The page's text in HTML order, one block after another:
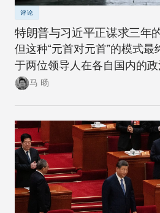
评论
特朗普与习近平正谋求三年
但这种“元首对元首”的模式
于两位领导人在各自国内的政
马 旸